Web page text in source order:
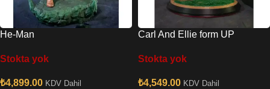
He-Man
Stokta yok
₺4,899.00 KDV Dahil
Carl And Ellie form UP
Stokta yok
₺4,549.00 KDV Dahil